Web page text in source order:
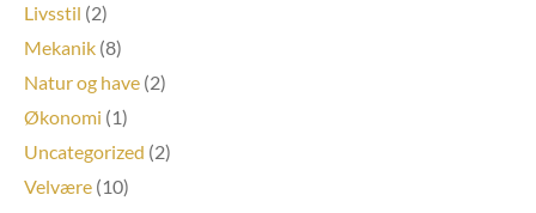
Livsstil (2)
Mekanik (8)
Natur og have (2)
Økonomi (1)
Uncategorized (2)
Velvære (10)